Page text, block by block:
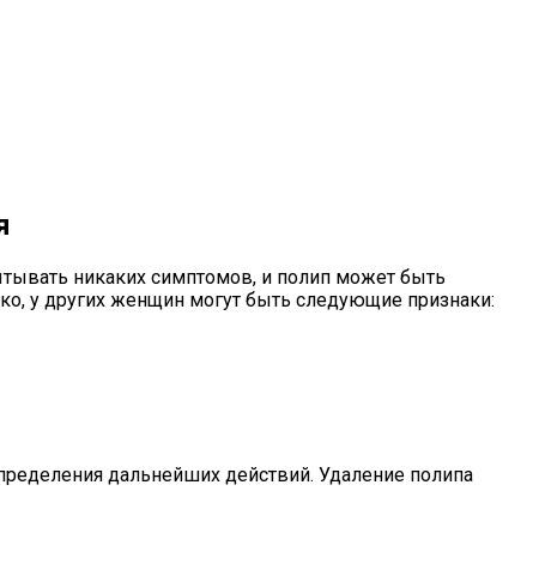
никаких симптомов, и полип может быть
у других женщин могут быть следующие признаки:
дальнейших действий. Удаление полипа